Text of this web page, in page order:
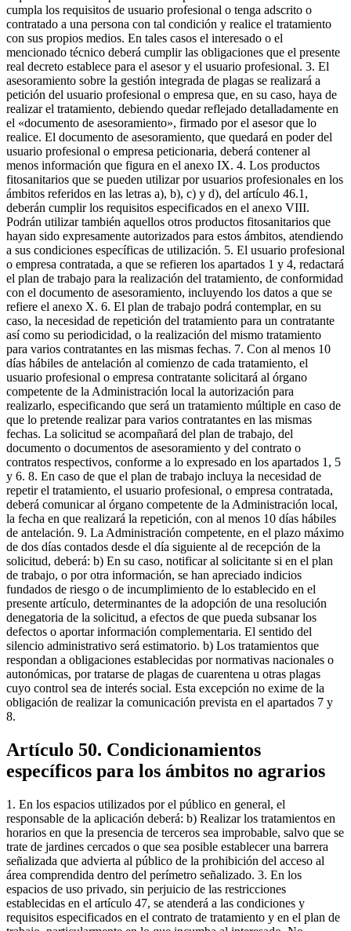
cumpla los requisitos de usuario profesional o tenga adscrito o
contratado a una persona con tal condición y realice el tratamiento
con sus propios medios. En tales casos el interesado o el
mencionado técnico deberá cumplir las obligaciones que el presente
real decreto establece para el asesor y el usuario profesional. 3. El
asesoramiento sobre la gestión integrada de plagas se realizará a
petición del usuario profesional o empresa que, en su caso, haya de
realizar el tratamiento, debiendo quedar reflejado detalladamente en
el «documento de asesoramiento», firmado por el asesor que lo
realice. El documento de asesoramiento, que quedará en poder del
usuario profesional o empresa peticionaria, deberá contener al
menos información que figura en el anexo IX. 4. Los productos
fitosanitarios que se pueden utilizar por usuarios profesionales en los
ámbitos referidos en las letras a), b), c) y d), del artículo 46.1,
deberán cumplir los requisitos especificados en el anexo VIII.
Podrán utilizar también aquellos otros productos fitosanitarios que
hayan sido expresamente autorizados para estos ámbitos, atendiendo
a sus condiciones específicas de utilización. 5. El usuario profesional
o empresa contratada, a que se refieren los apartados 1 y 4, redactará
el plan de trabajo para la realización del tratamiento, de conformidad
con el documento de asesoramiento, incluyendo los datos a que se
refiere el anexo X. 6. El plan de trabajo podrá contemplar, en su
caso, la necesidad de repetición del tratamiento para un contratante
así como su periodicidad, o la realización del mismo tratamiento
para varios contratantes en las mismas fechas. 7. Con al menos 10
días hábiles de antelación al comienzo de cada tratamiento, el
usuario profesional o empresa contratante solicitará al órgano
competente de la Administración local la autorización para
realizarlo, especificando que será un tratamiento múltiple en caso de
que lo pretende realizar para varios contratantes en las mismas
fechas. La solicitud se acompañará del plan de trabajo, del
documento o documentos de asesoramiento y del contrato o
contratos respectivos, conforme a lo expresado en los apartados 1, 5
y 6. 8. En caso de que el plan de trabajo incluya la necesidad de
repetir el tratamiento, el usuario profesional, o empresa contratada,
deberá comunicar al órgano competente de la Administración local,
la fecha en que realizará la repetición, con al menos 10 días hábiles
de antelación. 9. La Administración competente, en el plazo máximo
de dos días contados desde el día siguiente al de recepción de la
solicitud, deberá: b) En su caso, notificar al solicitante si en el plan
de trabajo, o por otra información, se han apreciado indicios
fundados de riesgo o de incumplimiento de lo establecido en el
presente artículo, determinantes de la adopción de una resolución
denegatoria de la solicitud, a efectos de que pueda subsanar los
defectos o aportar información complementaria. El sentido del
silencio administrativo será estimatorio. b) Los tratamientos que
respondan a obligaciones establecidas por normativas nacionales o
autonómicas, por tratarse de plagas de cuarentena u otras plagas
cuyo control sea de interés social. Esta excepción no exime de la
obligación de realizar la comunicación prevista en el apartados 7 y
8.
Artículo 50. Condicionamientos
específicos para los ámbitos no agrarios
1. En los espacios utilizados por el público en general, el
responsable de la aplicación deberá: b) Realizar los tratamientos en
horarios en que la presencia de terceros sea improbable, salvo que se
trate de jardines cercados o que sea posible establecer una barrera
señalizada que advierta al público de la prohibición del acceso al
área comprendida dentro del perímetro señalizado. 3. En los
espacios de uso privado, sin perjuicio de las restricciones
establecidas en el artículo 47, se atenderá a las condiciones y
requisitos especificados en el contrato de tratamiento y en el plan de